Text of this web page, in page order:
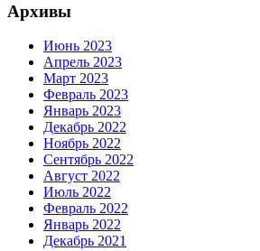
Архивы
Июнь 2023
Апрель 2023
Март 2023
Февраль 2023
Январь 2023
Декабрь 2022
Ноябрь 2022
Сентябрь 2022
Август 2022
Июль 2022
Февраль 2022
Январь 2022
Декабрь 2021